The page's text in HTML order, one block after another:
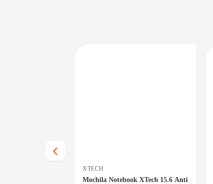
XTECH
Mochila Notebook XTech 15.6 Anti